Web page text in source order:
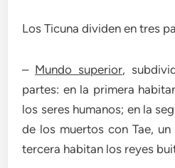
Los Ticuna dividen en tres
– Mundo superior,
partes: en la primera
los seres humanos; en la
de los muertos con Tae,
tercera habitan los reyes